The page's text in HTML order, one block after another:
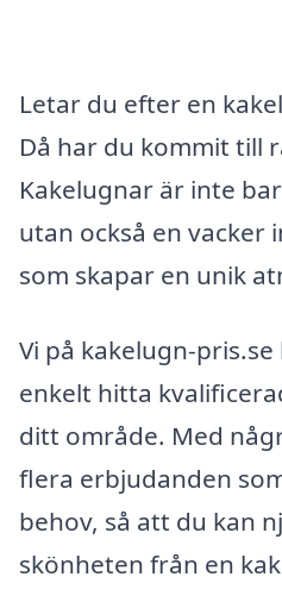
Letar du efter en
Då har du kommit till
Kakelugnar är inte
utan också en vacker
som skapar en unik
Vi på kakelugn-
enkelt hitta
ditt område. Med
flera erbjudanden
behov, så att du kan
skönheten från en